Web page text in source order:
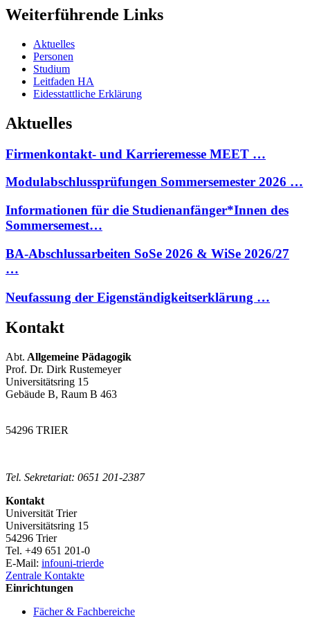
Weiterführende Links
Aktuelles
Personen
Studium
Leitfaden HA
Eidesstattliche Erklärung
Aktuelles
Firmenkontakt- und Karrieremesse MEET …
Modulabschlussprüfungen Sommersemester 2026 …
Informationen für die Studienanfänger*Innen des
Sommersemest…
BA-Abschlussarbeiten SoSe 2026 & WiSe 2026/27
…
Neufassung der Eigenständigkeitserklärung …
Kontakt
Abt. Allgemeine Pädagogik
Prof. Dr. Dirk Rustemeyer
Universitätsring 15
Gebäude B, Raum B 463
54296 TRIER
Tel. Sekretariat: 0651 201-2387
Kontakt
Universität Trier
Universitätsring 15
54296 Trier
Tel. +49 651 201-0
E-Mail: infouni-trierde
Zentrale Kontakte
Einrichtungen
Fächer & Fachbereiche